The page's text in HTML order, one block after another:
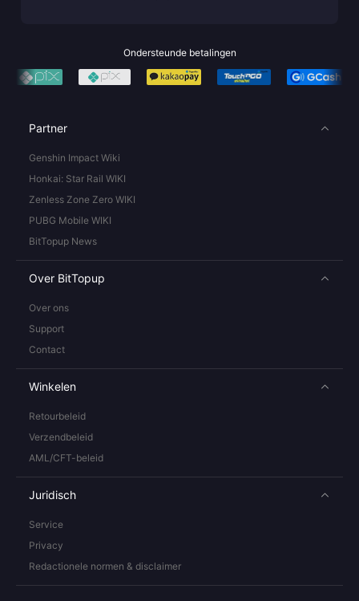
Ondersteunde betalingen
Partner
Genshin Impact Wiki
Honkai: Star Rail WIKI
Zenless Zone Zero WIKI
PUBG Mobile WIKI
BitTopup News
Over BitTopup
Over ons
Support
Contact
Winkelen
Retourbeleid
Verzendbeleid
AML/CFT-beleid
Juridisch
Service
Privacy
Redactionele normen & disclaimer